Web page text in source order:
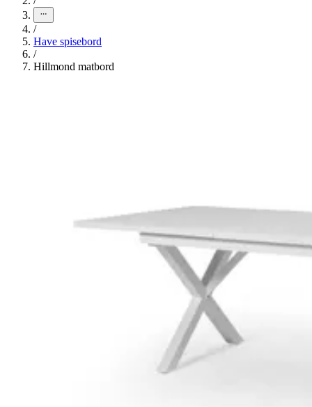
/
Have spisebord
/
Hillmond matbord